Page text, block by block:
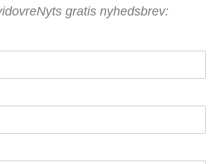
gratis nyhedsbrev: